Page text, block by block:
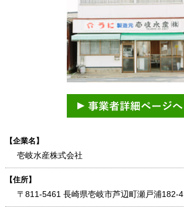
【企業名】
壱岐水産株式会社
【住所】
〒811-5461 長崎県壱岐市芦辺町瀬戸浦182-4